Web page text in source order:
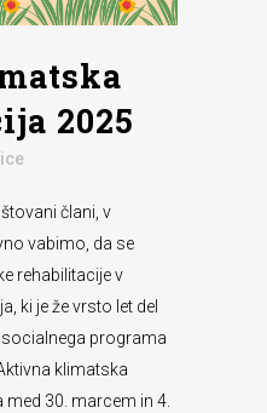
2025
člani, v
vabimo, da se
rehabilitacije v
ki je že vrsto let del
programa
klimatska
30. marcem in 4.